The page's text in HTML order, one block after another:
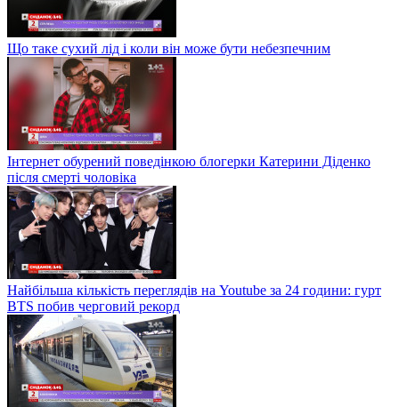
Що таке сухий лід і коли він може бути небезпечним
Інтернет обурений поведінкою блогерки Катерини Діденко
після смерті чоловіка
Найбільша кількість переглядів на Youtube за 24 години: гурт
BTS побив черговий рекорд